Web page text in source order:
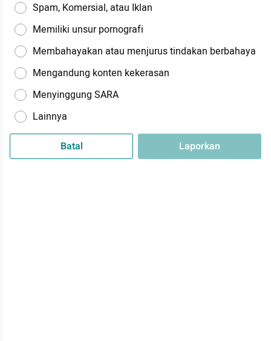
Spam, Komersial, atau Iklan
Memiliki unsur pornografi
Membahayakan atau menjurus tindakan berbahaya
Mengandung konten kekerasan
Menyinggung SARA
Lainnya
Batal Laporkan